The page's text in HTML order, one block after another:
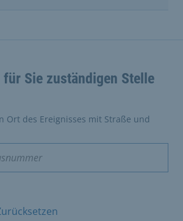
Sie zuständigen Stelle
Ort des Ereignisses mit Straße und